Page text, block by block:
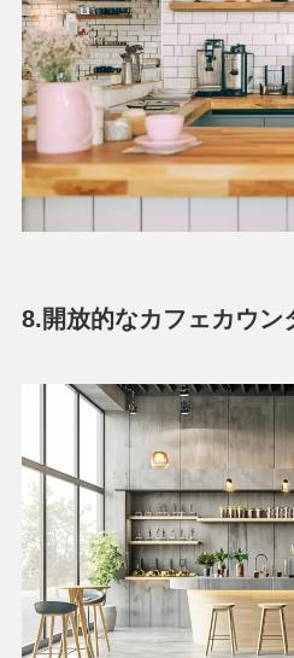
8.開放的なカフェカウン